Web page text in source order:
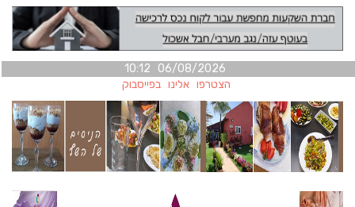
06/08/2026 10:12
הצטרפו אלינו בפייסבוק